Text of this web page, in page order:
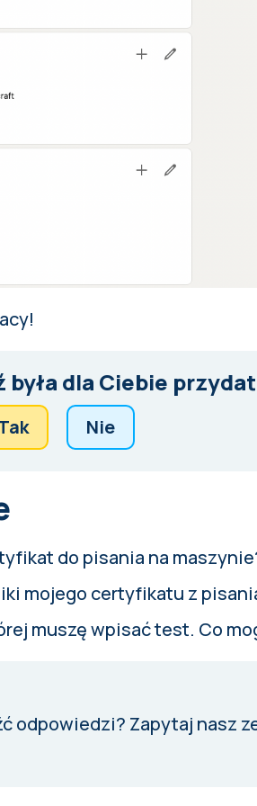
dla Ciebie
Nie
do pisania na
mojego certyfikatu z
muszę wpisać test. Co
odpowiedzi? Zapytaj nasz